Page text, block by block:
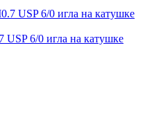
6/0 игла на катушке